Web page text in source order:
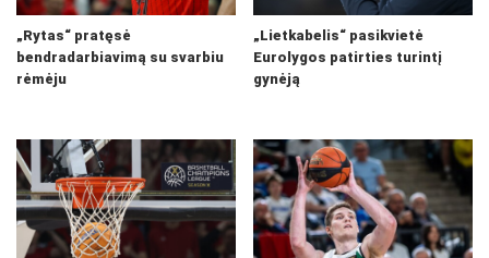
„Rytas“ pratęsė
bendradarbiavimą su svarbiu
rėmėju
„Lietkabelis“ pasikvietė
Eurolygos patirties turintį
gynėją